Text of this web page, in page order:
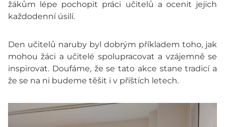
žákům lépe pochopit práci učitelů a ocenit jejich
každodenní úsilí.
Den učitelů naruby byl dobrým příkladem toho, jak
mohou žáci a učitelé spolupracovat a vzájemně se
inspirovat. Doufáme, že se tato akce stane tradicí a
že se na ni budeme těšit i v příštích letech.